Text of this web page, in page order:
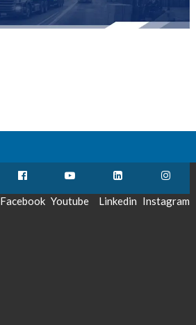
Facebook Youtube Linkedin Instagram